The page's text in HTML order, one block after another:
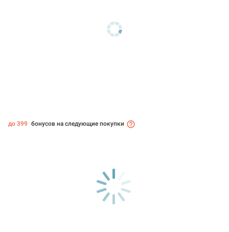
до 399 бонусов на следующие покупки